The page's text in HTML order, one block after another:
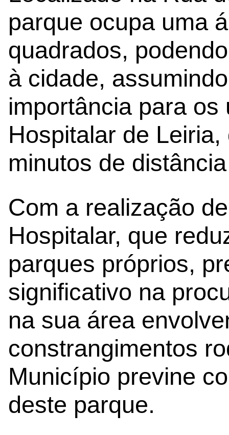
parque ocupa uma
quadrados,
à cidade,
importância para
Hospitalar de
minutos de
Com a realização
Hospitalar, que
parques próprios,
significativo na
na sua área
constrangimentos
Município previne
deste parque.